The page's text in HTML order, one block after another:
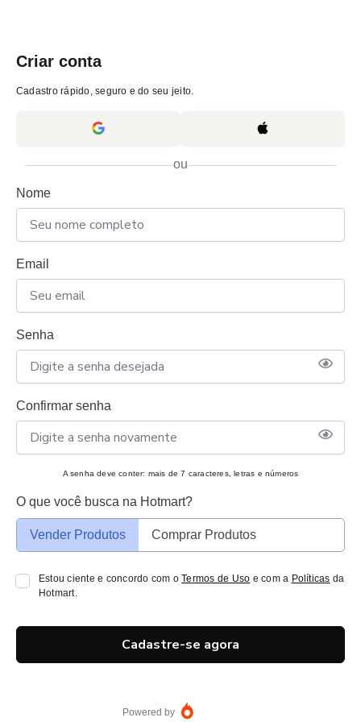
Criar conta
Cadastro rápido, seguro e do seu jeito.
ou
Nome
Email
Senha
Confirmar senha
A senha deve conter: mais de 7 caracteres, letras e números
O que você busca na Hotmart?
Vender Produtos Comprar Produtos
Estou ciente e concordo com oTermos de Uso e com a Políticas da
Hotmart.
Cadastre-se agora
Powered by